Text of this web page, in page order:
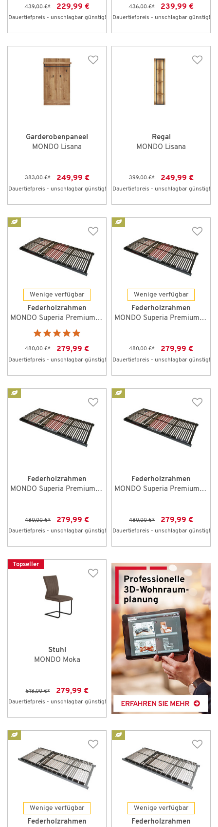
439,00 €* 229,99 €
Dauertiefpreis - unschlagbar günstig!
436,00 €* 239,99 €
Dauertiefpreis - unschlagbar günstig!
Garderobenpaneel
MONDO Lisana
383,00 €* 249,99 €
Dauertiefpreis - unschlagbar günstig!
Regal
MONDO Lisana
399,00 €* 249,99 €
Dauertiefpreis - unschlagbar günstig!
Wenige verfügbar
Federholzrahmen
MONDO Superia Premium 90 x 200 cm NV
480,00 €* 279,99 €
Dauertiefpreis - unschlagbar günstig!
Wenige verfügbar
Federholzrahmen
MONDO Superia Premium 100 x 200 cm NV
480,00 €* 279,99 €
Dauertiefpreis - unschlagbar günstig!
Federholzrahmen
MONDO Superia Premium 80 x 200 cm NV
480,00 €* 279,99 €
Dauertiefpreis - unschlagbar günstig!
Federholzrahmen
MONDO Superia Premium 90 x 190 cm NV
480,00 €* 279,99 €
Dauertiefpreis - unschlagbar günstig!
Topseller
Stuhl
MONDO Moka
518,00 €* 279,99 €
Dauertiefpreis - unschlagbar günstig!
Wenige verfügbar
Federholzrahmen
Wenige verfügbar
Federholzrahmen